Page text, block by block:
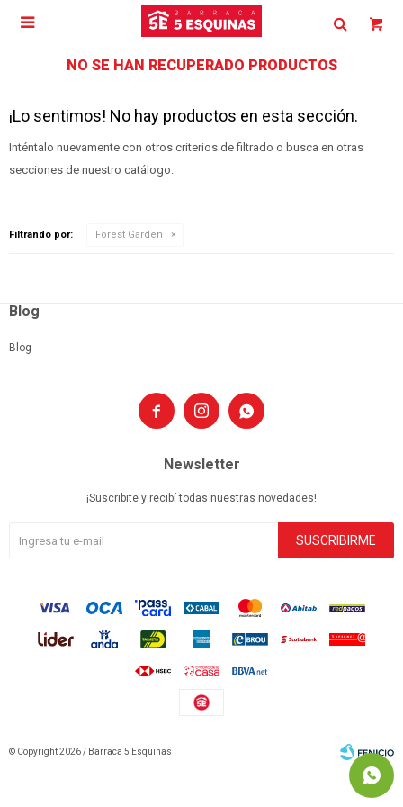

NO SE HAN RECUPERADO PRODUCTOS
¡Lo sentimos! No hay productos en esta sección.
Inténtalo nuevamente con otros criterios de filtrado o busca en otras
secciones de nuestro catálogo.
Filtrando por: Forest Garden
  
Blog
Blog
Newsletter
¡Suscribite y recibí todas nuestras novedades!
SUSCRIBIRME
© Copyright 2026 / Barraca 5 Esquinas